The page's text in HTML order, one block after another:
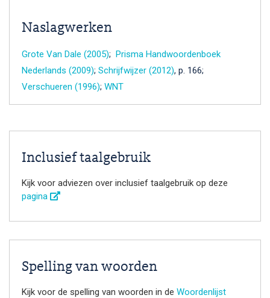
Naslagwerken
Grote Van Dale (2005); Prisma Handwoordenboek
Nederlands (2009); Schrijfwijzer (2012), p. 166;
Verschueren (1996); WNT
Inclusief taalgebruik
Kijk voor adviezen over inclusief taalgebruik op deze
pagina
Spelling van woorden
Kijk voor de spelling van woorden in de Woordenlijst